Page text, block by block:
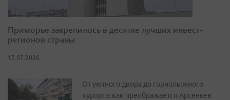
Приморье закрепилось в десятке лучших инвест-
регионов страны
17.07.2026
От уютного двора до горнолыжного
курорта: как преображается Арсеньев